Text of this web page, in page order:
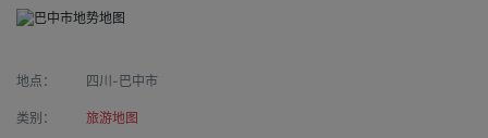
地点： 四川-巴中市
类别： 旅游地图